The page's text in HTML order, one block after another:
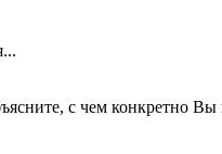
с чем конкретно